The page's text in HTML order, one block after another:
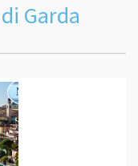
Garda